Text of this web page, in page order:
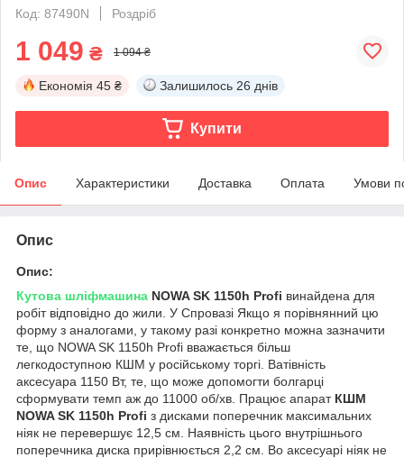
Код: 87490N
Роздріб
1 049 ₴ 1 094 ₴
Економія 45 ₴ Залишилось 26 днів
Купити
Опис Характеристики Доставка Оплата Умови
Опис
Опис:
Кутова шліфмашина NOWA SK 1150h Profi винайдена для
робіт відповідно до жили. У Спровазі Якщо я порівнянний цю
форму з аналогами, у такому разі конкретно можна зазначити
те, що NOWA SK 1150h Profi вважається більш
легкодоступною КШМ у російському торгі. Ватівність
аксесуара 1150 Вт, те, що може допомогти болгарці
сформувати темп аж до 11000 об/хв. Працює апарат КШМ
NOWA SK 1150h Profi з дисками поперечник максимальних
ніяк не перевершує 12,5 см. Наявність цього внутрішнього
поперечника диска прирівнюється 2,2 см. Во аксесуарі ніяк не